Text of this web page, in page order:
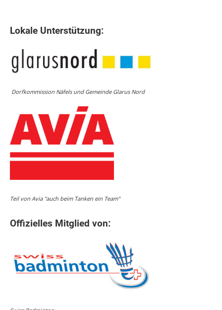
Lokale Unterstützung:
Dorfkommission Näfels und Gemeinde Glarus Nord
Teil von Avia "auch beim Tanken ein Team"
Offizielles Mitglied von: